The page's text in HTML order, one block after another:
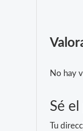
No hay
Sé
Tu